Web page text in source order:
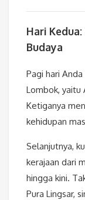
Hari
Budaya
Pagi hari
Lombok, yaitu
Ketiganya
kehidupan
Selanjutnya,
kerajaan dari
hingga kini.
Pura Lingsar,